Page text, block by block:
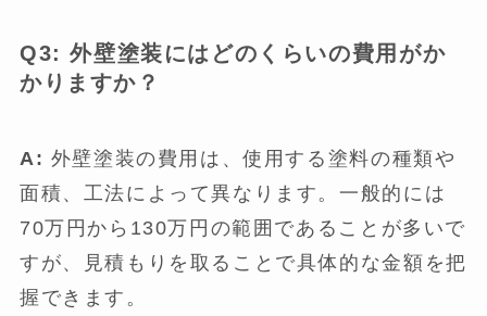
Q3: 外壁塗装にはどのくらいの費用がか
かりますか？
A: 外壁塗装の費用は、使用する塗料の種類や
面積、工法によって異なります。一般的には
70万円から130万円の範囲であることが多いで
すが、見積もりを取ることで具体的な金額を把
握できます。